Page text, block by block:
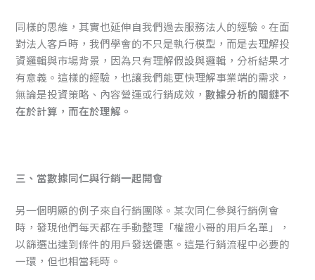
同樣的思維，其實也延伸自我們過去服務法人的經驗。在面
對法人客戶時，我們學會的不只是執行模型，而是去理解投
資邏輯與市場背景，因為只有理解假設與邏輯，分析結果才
有意義。這樣的經驗，也讓我們能更快理解事業端的需求，
無論是投資策略、內容營運或行銷成效，數據分析的關鍵不
在於計算，而在於理解。
三、當數據同仁與行銷一起開會
另一個明顯的例子來自行銷團隊。某次同仁參與行銷例會
時，發現他們每天都在手動整理「權證小哥的用戶名單」，
以篩選出達到條件的用戶發送優惠。這是行銷流程中必要的
一環，但也相當耗時。